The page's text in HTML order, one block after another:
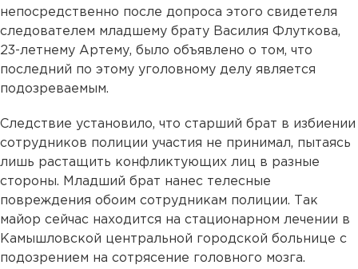
непосредственно после допроса этого свидетеля
следователем младшему брату Василия Флуткова,
23-летнему Артему, было объявлено о том, что
последний по этому уголовному делу является
подозреваемым.
Следствие установило, что старший брат в избиении
сотрудников полиции участия не принимал, пытаясь
лишь растащить конфликтующих лиц в разные
стороны. Младший брат нанес телесные
повреждения обоим сотрудникам полиции. Так
майор сейчас находится на стационарном лечении в
Камышловской центральной городской больнице с
подозрением на сотрясение головного мозга.